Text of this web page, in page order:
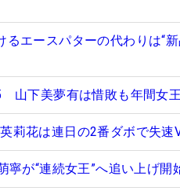
エースパターの代わりは“
山下美夢有は惜敗も年間女
莉花は連日の2番ダボで失速
が“連続女王”へ追い上げ開